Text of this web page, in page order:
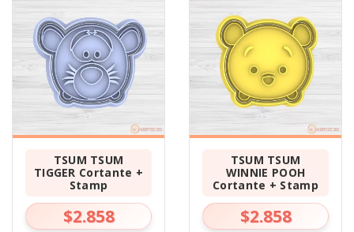
TSUM TSUM
TIGGER Cortante +
Stamp
$2.858
TSUM TSUM
WINNIE POOH
Cortante + Stamp
$2.858